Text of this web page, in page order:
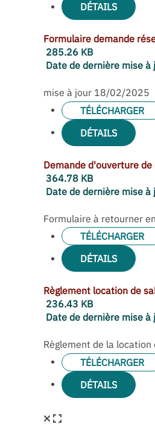
DÉTAILS
Formulaire demande
285.26 KB
Date de dernière mise à
mise à jour 18/02/2025
TÉLÉCHARGER
DÉTAILS
Demande d'ouverture
364.78 KB
Date de dernière mise à
Formulaire à retourner
TÉLÉCHARGER
DÉTAILS
Règlement location de
236.43 KB
Date de dernière mise à
Règlement de la
TÉLÉCHARGER
DÉTAILS